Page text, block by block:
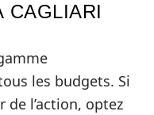
CAGLIARI
les budgets. Si
l’action, optez